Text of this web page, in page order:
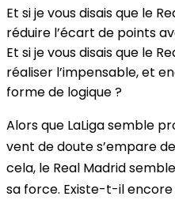
Et si je vous disais que le
réduire l’écart de points
Et si je vous disais que le
réaliser l’impensable, et
forme de logique ?
Alors que LaLiga semble
vent de doute s’empare
cela, le Real Madrid
sa force. Existe-t-il